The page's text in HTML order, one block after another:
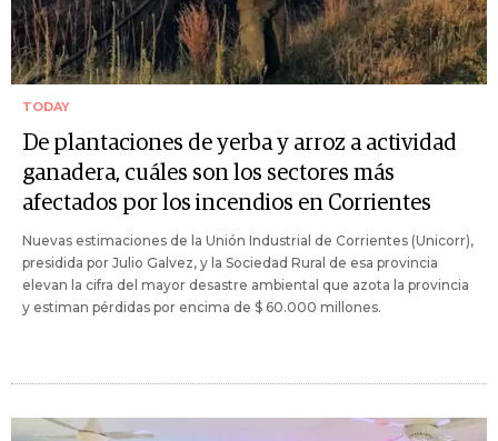
TODAY
De plantaciones de yerba y arroz a actividad
ganadera, cuáles son los sectores más
afectados por los incendios en Corrientes
Nuevas estimaciones de la Unión Industrial de Corrientes (Unicorr),
presidida por Julio Galvez, y la Sociedad Rural de esa provincia
elevan la cifra del mayor desastre ambiental que azota la provincia
y estiman pérdidas por encima de $ 60.000 millones.